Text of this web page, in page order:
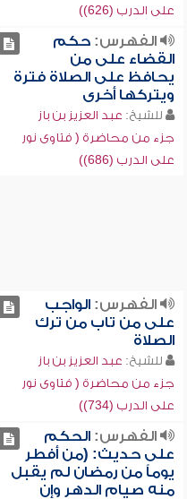
على الدرب (626))
الفهرس:حكم
القضاء على من
يحافظ على الصلاة فترة
ويتركها أخرى
للشيخ: عبد العزيز بن باز
جزء من محاضرة ( فتاوى نور
على الدرب (686))
الفهرس:الواجب
على من تاب من ترك
الصلاة
للشيخ: عبد العزيز بن باز
جزء من محاضرة ( فتاوى نور
على الدرب (734))
الفهرس:الحكم
على حديث: (من أفطر
يوماً من رمضان لم يقبل
منه صيام الدهر وإن